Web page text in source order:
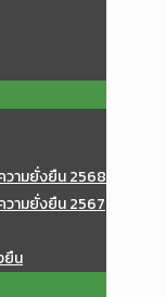
วามยั่งยืน 2568
วามยั่งยืน 2567
ยืน